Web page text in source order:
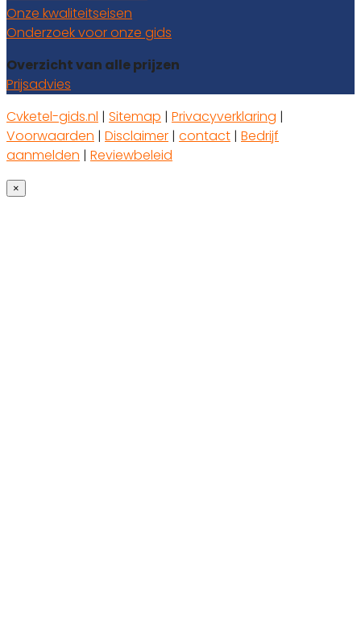
Onze kwaliteitseisen
Onderzoek voor onze gids
Overzicht van alle prijzen
Prijsadvies
Cvketel-gids.nl | Sitemap | Privacyverklaring |
Voorwaarden | Disclaimer | contact | Bedrijf
aanmelden | Reviewbeleid
×